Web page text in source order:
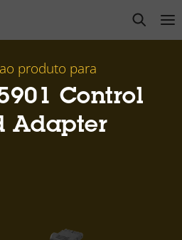
open
produto para
Control
Adapter